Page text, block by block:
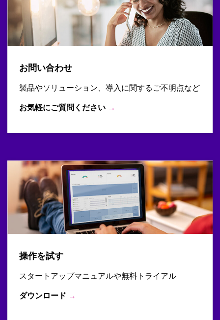
お問い合わせ
製品やソリューション、導入に関するご不明点など
お気軽にご質問ください →
操作を試す
スタートアップマニュアルや無料トライアル
ダウンロード →